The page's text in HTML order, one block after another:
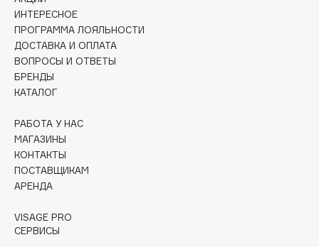
Collagenina
Consly
Corimo
CosRX
Cunzite
Curaprox
d'Alba
ИНТЕРЕСНОЕ
ПРОГРАММА ЛОЯЛЬНОСТИ
ДОСТАВКА И ОПЛАТА
ВОПРОСЫ И ОТВЕТЫ
БРЕНДЫ
КАТАЛОГ
РАБОТА У НАС
МАГАЗИНЫ
КОНТАКТЫ
ПОСТАВЩИКАМ
АРЕНДА
VISAGE PRO
СЕРВИСЫ